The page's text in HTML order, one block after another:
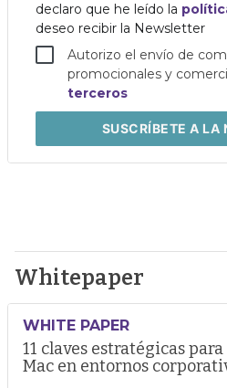
declaro que he leído la
deseo recibir la Newsletter
Autorizo el envío de
promocionales y
terceros
SUSCRÍBETEA LA
Whitepaper
WHITE PAPER
11 claves estratégicas
Mac en entornos